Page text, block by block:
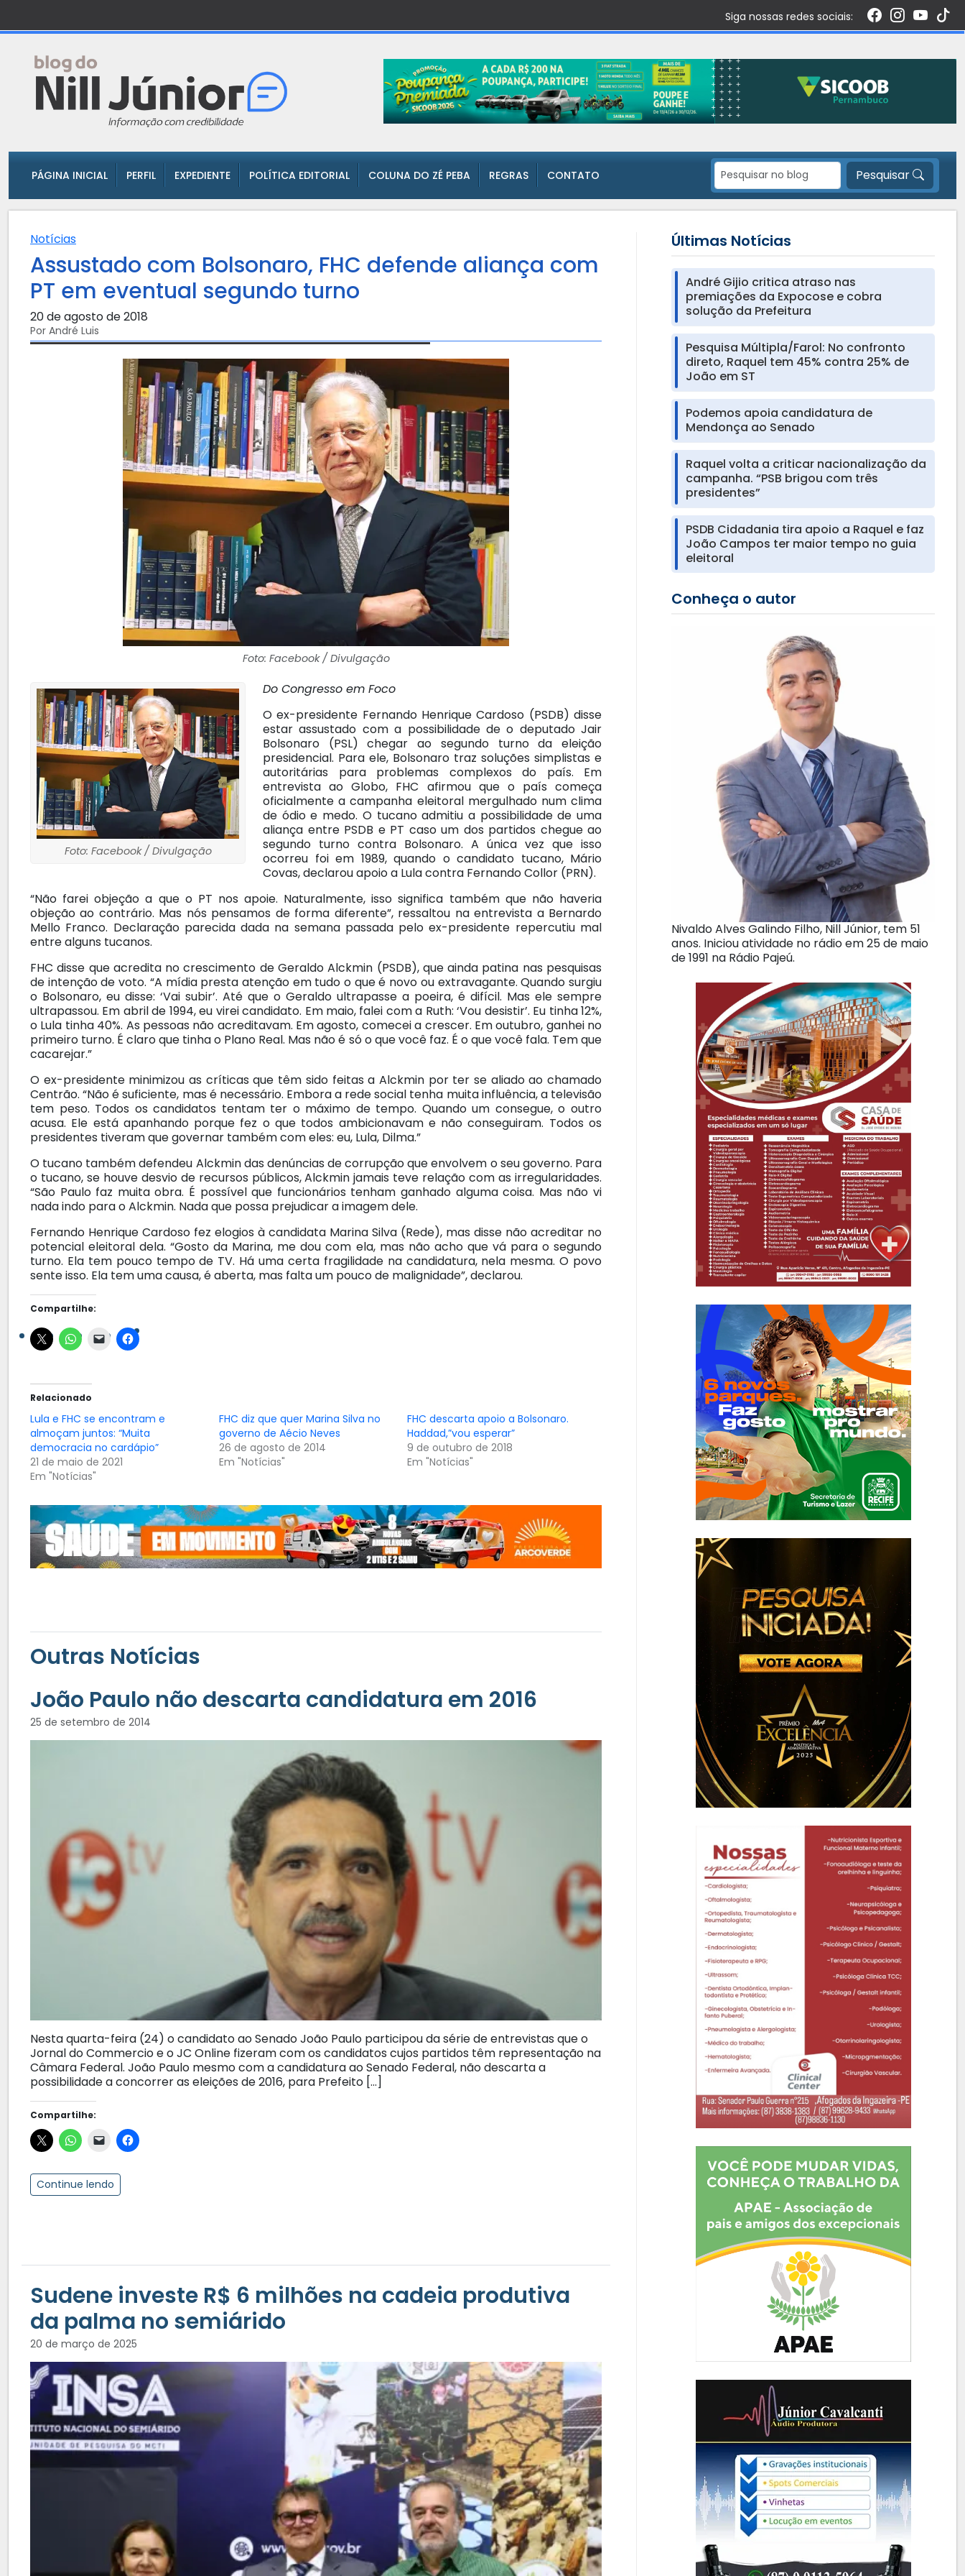
Siga nossas redes sociais:
PÁGINA INICIAL PERFIL EXPEDIENTE POLÍTICA EDITORIAL COLUNA DO ZÉ PEBA REGRAS CONTATO Pesquisar
Notícias
Assustado com Bolsonaro, FHC defende aliança com
PT em eventual segundo turno
20 de agosto de 2018
Por André Luis
Foto: Facebook / Divulgação
Foto: Facebook / Divulgação
Do Congresso em Foco
O ex-presidente Fernando Henrique Cardoso (PSDB) disse
estar assustado com a possibilidade de o deputado Jair
Bolsonaro (PSL) chegar ao segundo turno da eleição
presidencial. Para ele, Bolsonaro traz soluções simplistas e
autoritárias para problemas complexos do país. Em
entrevista ao Globo, FHC afirmou que o país começa
oficialmente a campanha eleitoral mergulhado num clima
de ódio e medo. O tucano admitiu a possibilidade de uma
aliança entre PSDB e PT caso um dos partidos chegue ao
segundo turno contra Bolsonaro. A única vez que isso
ocorreu foi em 1989, quando o candidato tucano, Mário
Covas, declarou apoio a Lula contra Fernando Collor (PRN).
“Não farei objeção a que o PT nos apoie. Naturalmente, isso significa também que não haveria
objeção ao contrário. Mas nós pensamos de forma diferente”, ressaltou na entrevista a Bernardo
Mello Franco. Declaração parecida dada na semana passada pelo ex-presidente repercutiu mal
entre alguns tucanos.
FHC disse que acredita no crescimento de Geraldo Alckmin (PSDB), que ainda patina nas pesquisas
de intenção de voto. “A mídia presta atenção em tudo o que é novo ou extravagante. Quando surgiu
o Bolsonaro, eu disse: ‘Vai subir’. Até que o Geraldo ultrapasse a poeira, é difícil. Mas ele sempre
ultrapassou. Em abril de 1994, eu virei candidato. Em maio, falei com a Ruth: ‘Vou desistir’. Eu tinha 12%,
o Lula tinha 40%. As pessoas não acreditavam. Em agosto, comecei a crescer. Em outubro, ganhei no
primeiro turno. É claro que tinha o Plano Real. Mas não é só o que você faz. É o que você fala. Tem que
cacarejar.”
O ex-presidente minimizou as críticas que têm sido feitas a Alckmin por ter se aliado ao chamado
Centrão. “Não é suficiente, mas é necessário. Embora a rede social tenha muita influência, a televisão
tem peso. Todos os candidatos tentam ter o máximo de tempo. Quando um consegue, o outro
acusa. Ele está apanhando porque fez o que todos ambicionavam e não conseguiram. Todos os
presidentes tiveram que governar também com eles: eu, Lula, Dilma.”
O tucano também defendeu Alckmin das denúncias de corrupção que envolvem o seu governo. Para
o tucano, se houve desvio de recursos públicos, Alckmin jamais teve relação com as irregularidades.
“São Paulo faz muita obra. É possível que funcionários tenham ganhado alguma coisa. Mas não vi
nada indo para o Alckmin. Nada que possa prejudicar a imagem dele.
Fernando Henrique Cardoso fez elogios à candidata Marina Silva (Rede), mas disse não acreditar no
potencial eleitoral dela. “Gosto da Marina, me dou com ela, mas não acho que vá para o segundo
turno. Ela tem pouco tempo de TV. Há uma certa fragilidade na candidatura, nela mesma. O povo
sente isso. Ela tem uma causa, é aberta, mas falta um pouco de malignidade”, declarou.
Compartilhe:
Relacionado
Lula e FHC se encontram e
almoçam juntos: “Muita
democracia no cardápio”
21 de maio de 2021
Em "Notícias"
FHC diz que quer Marina Silva no
governo de Aécio Neves
26 de agosto de 2014
Em "Notícias"
FHC descarta apoio a Bolsonaro.
Haddad,”vou esperar”
9 de outubro de 2018
Em "Notícias"
Outras Notícias
João Paulo não descarta candidatura em 2016
25 de setembro de 2014
Nesta quarta-feira (24) o candidato ao Senado João Paulo participou da série de entrevistas que o
Jornal do Commercio e o JC Online fizeram com os candidatos cujos partidos têm representação na
Câmara Federal. João Paulo mesmo com a candidatura ao Senado Federal, não descarta a
possibilidade a concorrer as eleições de 2016, para Prefeito […]
Compartilhe:
Continue lendo
Sudene investe R$ 6 milhões na cadeia produtiva
da palma no semiárido
20 de março de 2025
Últimas Notícias
André Gijio critica atraso nas
premiações da Expocose e cobra
solução da Prefeitura
Pesquisa Múltipla/Farol: No confronto
direto, Raquel tem 45% contra 25% de
João em ST
Podemos apoia candidatura de
Mendonça ao Senado
Raquel volta a criticar nacionalização da
campanha. “PSB brigou com três
presidentes”
PSDB Cidadania tira apoio a Raquel e faz
João Campos ter maior tempo no guia
eleitoral
Conheça o autor
Nivaldo Alves Galindo Filho, Nill Júnior, tem 51
anos. Iniciou atividade no rádio em 25 de maio
de 1991 na Rádio Pajeú.